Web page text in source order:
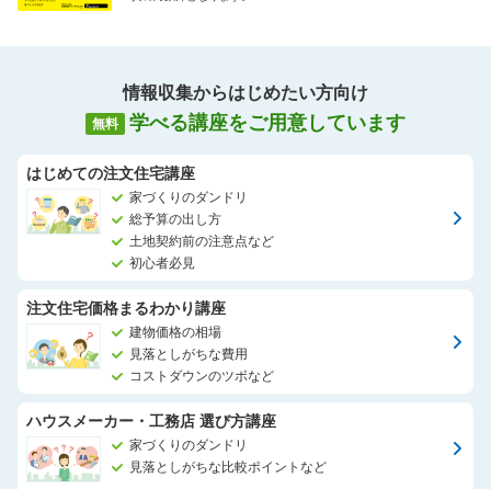
情報収集からはじめたい方向け
無料 学べる講座をご用意しています
はじめての注文住宅講座
家づくりのダンドリ
総予算の出し方
土地契約前の注意点など
初心者必見
注文住宅価格まるわかり講座
建物価格の相場
見落としがちな費用
コストダウンのツボなど
ハウスメーカー・工務店 選び方講座
家づくりのダンドリ
見落としがちな比較ポイントなど